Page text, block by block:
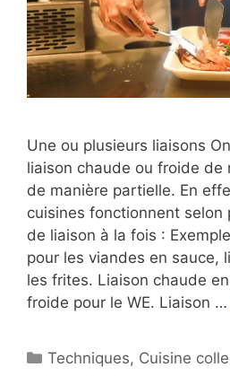
Une ou plusieurs liaisons
liaison chaude ou froide de
de manière partielle. En
cuisines fonctionnent selon
de liaison à la fois :
pour les viandes en sauce,
les frites. Liaison chaude
froide pour le WE. Liaison …
Catégories
Techniques, Cuisine